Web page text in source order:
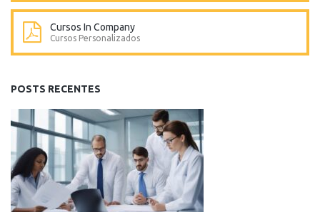
Cursos In Company
Cursos Personalizados
POSTS RECENTES